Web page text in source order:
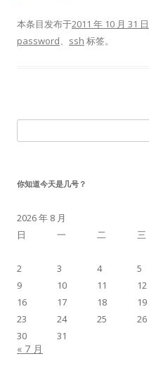
本条目发布于2011 年 10 月 31 日
password、 ssh 标签。
索：
你知道今天是几号？
2026 年 8 月
日
一 二 三
2
3 4 5
9
10 11 12
16
17 18 19
23
24 25 26
30
31
« 7 月